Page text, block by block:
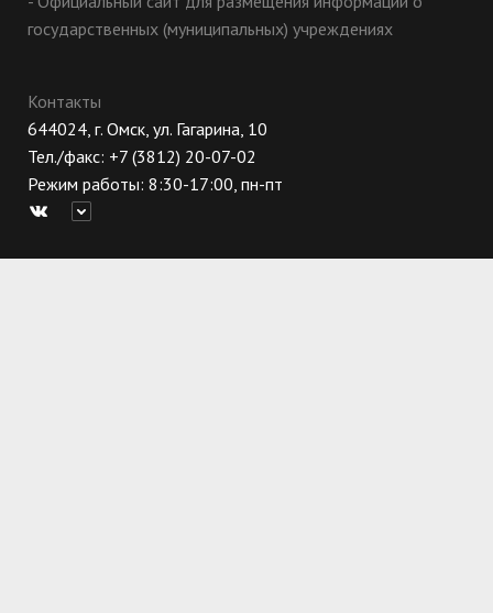
государственных (муниципальных) учреждениях
Контакты
644024, г. Омск, ул. Гагарина, 10
Тел./факс: +7 (3812) 20-07-02
Режим работы: 8:30-17:00, пн-пт